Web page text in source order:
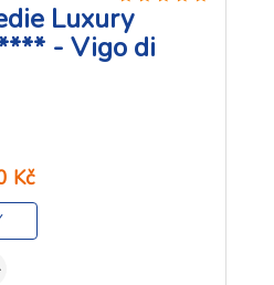
Luxury
- Vigo di
Kč